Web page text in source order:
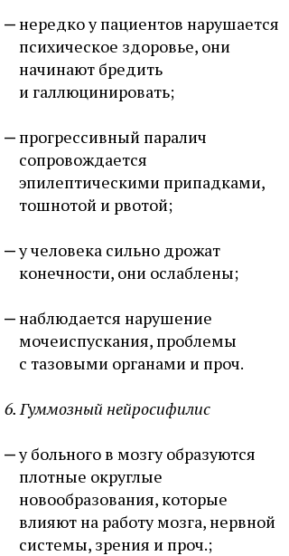
нередко у пациентов нарушается
психическое здоровье, они
начинают бредить
и галлюцинировать;
прогрессивный паралич
сопровождается
эпилептическими припадками,
тошнотой и рвотой;
у человека сильно дрожат
конечности, они ослаблены;
наблюдается нарушение
мочеиспускания, проблемы
с тазовыми органами и проч.
6. Гуммозный нейросифилис
у больного в мозгу образуются
плотные округлые
новообразования, которые
влияют на работу мозга, нервной
системы, зрения и проч.;